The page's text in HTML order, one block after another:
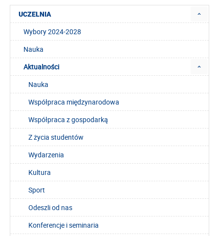
UCZELNIA
Wybory 2024-2028
Nauka
Aktualności
Nauka
Współpraca międzynarodowa
Współpraca z gospodarką
Z życia studentów
Wydarzenia
Kultura
Sport
Odeszli od nas
Konferencje i seminaria